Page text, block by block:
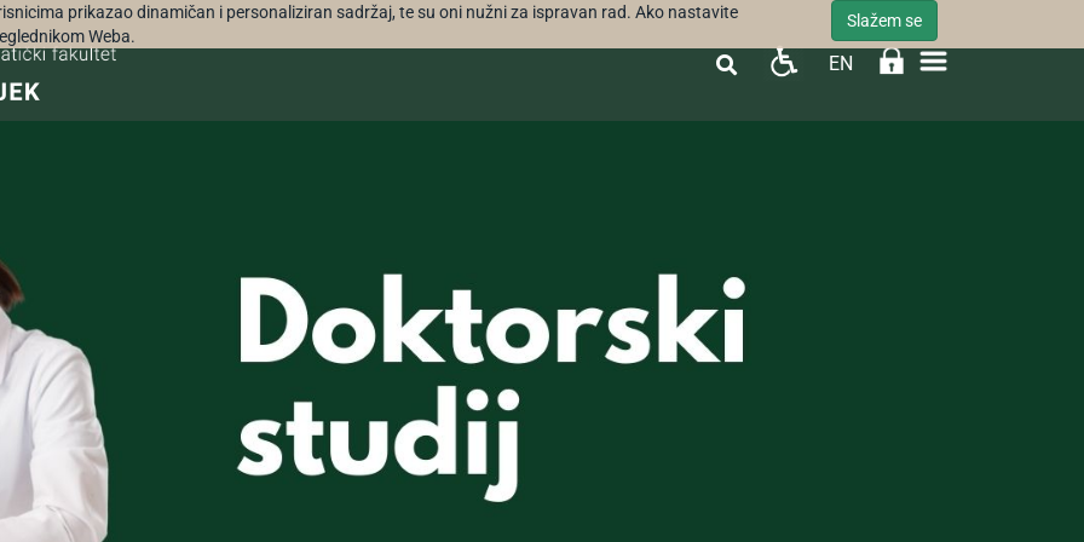
prikazao dinamičan i personaliziran sadržaj, te su oni nužni za ispravan rad. Ako nastavite
Weba.
Slažem se
 EN